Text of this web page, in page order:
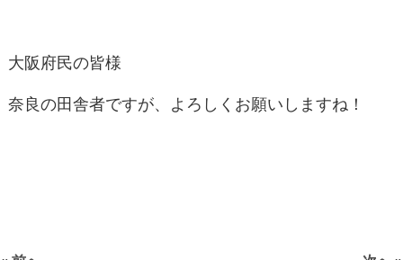
大阪府民の皆様
奈良の田舎者ですが、よろしくお願いしますね！